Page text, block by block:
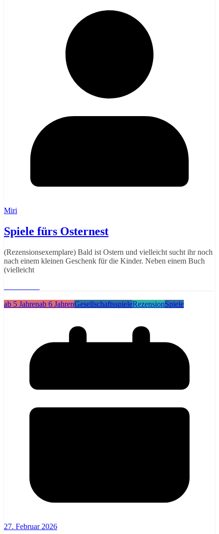
Miri
Spiele fürs Osternest
(Rezensionsexemplare) Bald ist Ostern und vielleicht sucht ihr noch
nach einem kleinen Geschenk für die Kinder. Neben einem Buch
(vielleicht
ab 5 Jahrenab 6 JahrenGesellschaftsspieleRezensionSpiele
27. Februar 2026